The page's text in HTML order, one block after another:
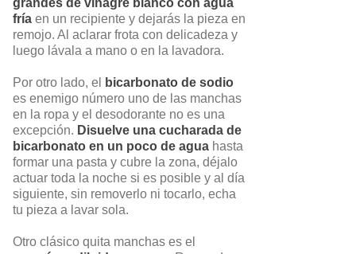
fría en un recipiente y dejarás la pieza en
remojo. Al aclarar frota con delicadeza y
luego lávala a mano o en la lavadora.
Por otro lado, el
bicarbonato de sodio
es enemigo número uno de las manchas
en la ropa y el desodorante no es una
excepción. Disuelve una cucharada de
bicarbonato en un poco de agua hasta
formar una pasta y cubre la zona, déjalo
actuar toda la noche si es posible y al día
siguiente, sin removerlo ni tocarlo, echa
tu pieza a lavar sola.
Otro clásico quita manchas es el